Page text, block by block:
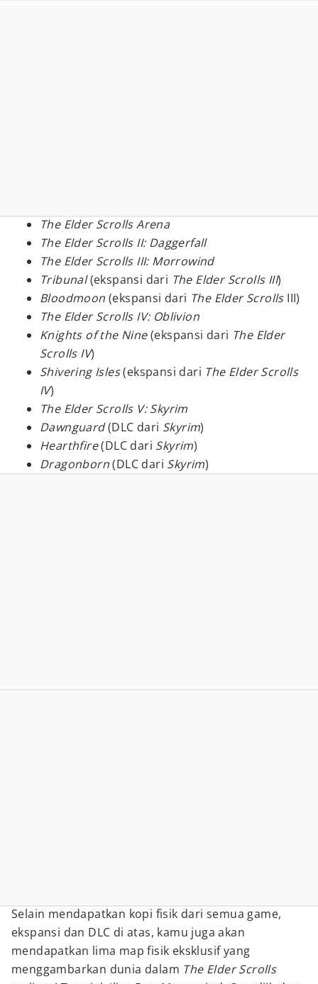
The Elder Scrolls Arena
The Elder Scrolls II: Daggerfall
The Elder Scrolls III: Morrowind
Tribunal(ekspansi dari The Elder Scrolls III)
Bloodmoon (ekspansi dari The Elder ScrollsIII)
The Elder Scrolls IV: Oblivion
Knights of the Nine(ekspansi dari The Elder
Scrolls IV)
Shivering Isles(ekspansi dari The Elder Scrolls
IV)
The Elder Scrolls V: Skyrim
Dawnguard(DLC dari Skyrim)
Hearthfire(DLC dari Skyrim)
Dragonborn(DLC dari Skyrim)
Selain mendapatkan kopi fisik dari semua game,
ekspansi dan DLC di atas, kamu juga akan
mendapatkan lima map fisik eksklusif yang
menggambarkan dunia dalam The Elder Scrolls